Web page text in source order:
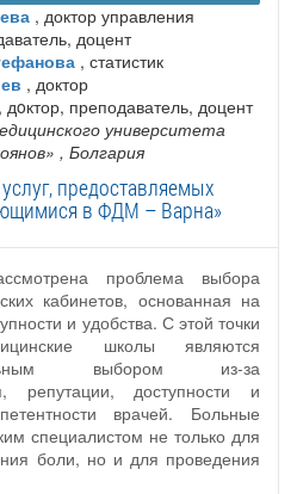
, доктор управления
доцент
, статистик
, доктор
, дoктор, преподаватель, доцент
университета
, Болгария
предоставляемых
в ФДМ – Варна»
проблема выбора
кабинетов, основанная на
и удобства. С этой точки
школы являются
выбором из-за
репутации, доступности и
врачей. Больные
специалистом не только для
боли, но и для проведения